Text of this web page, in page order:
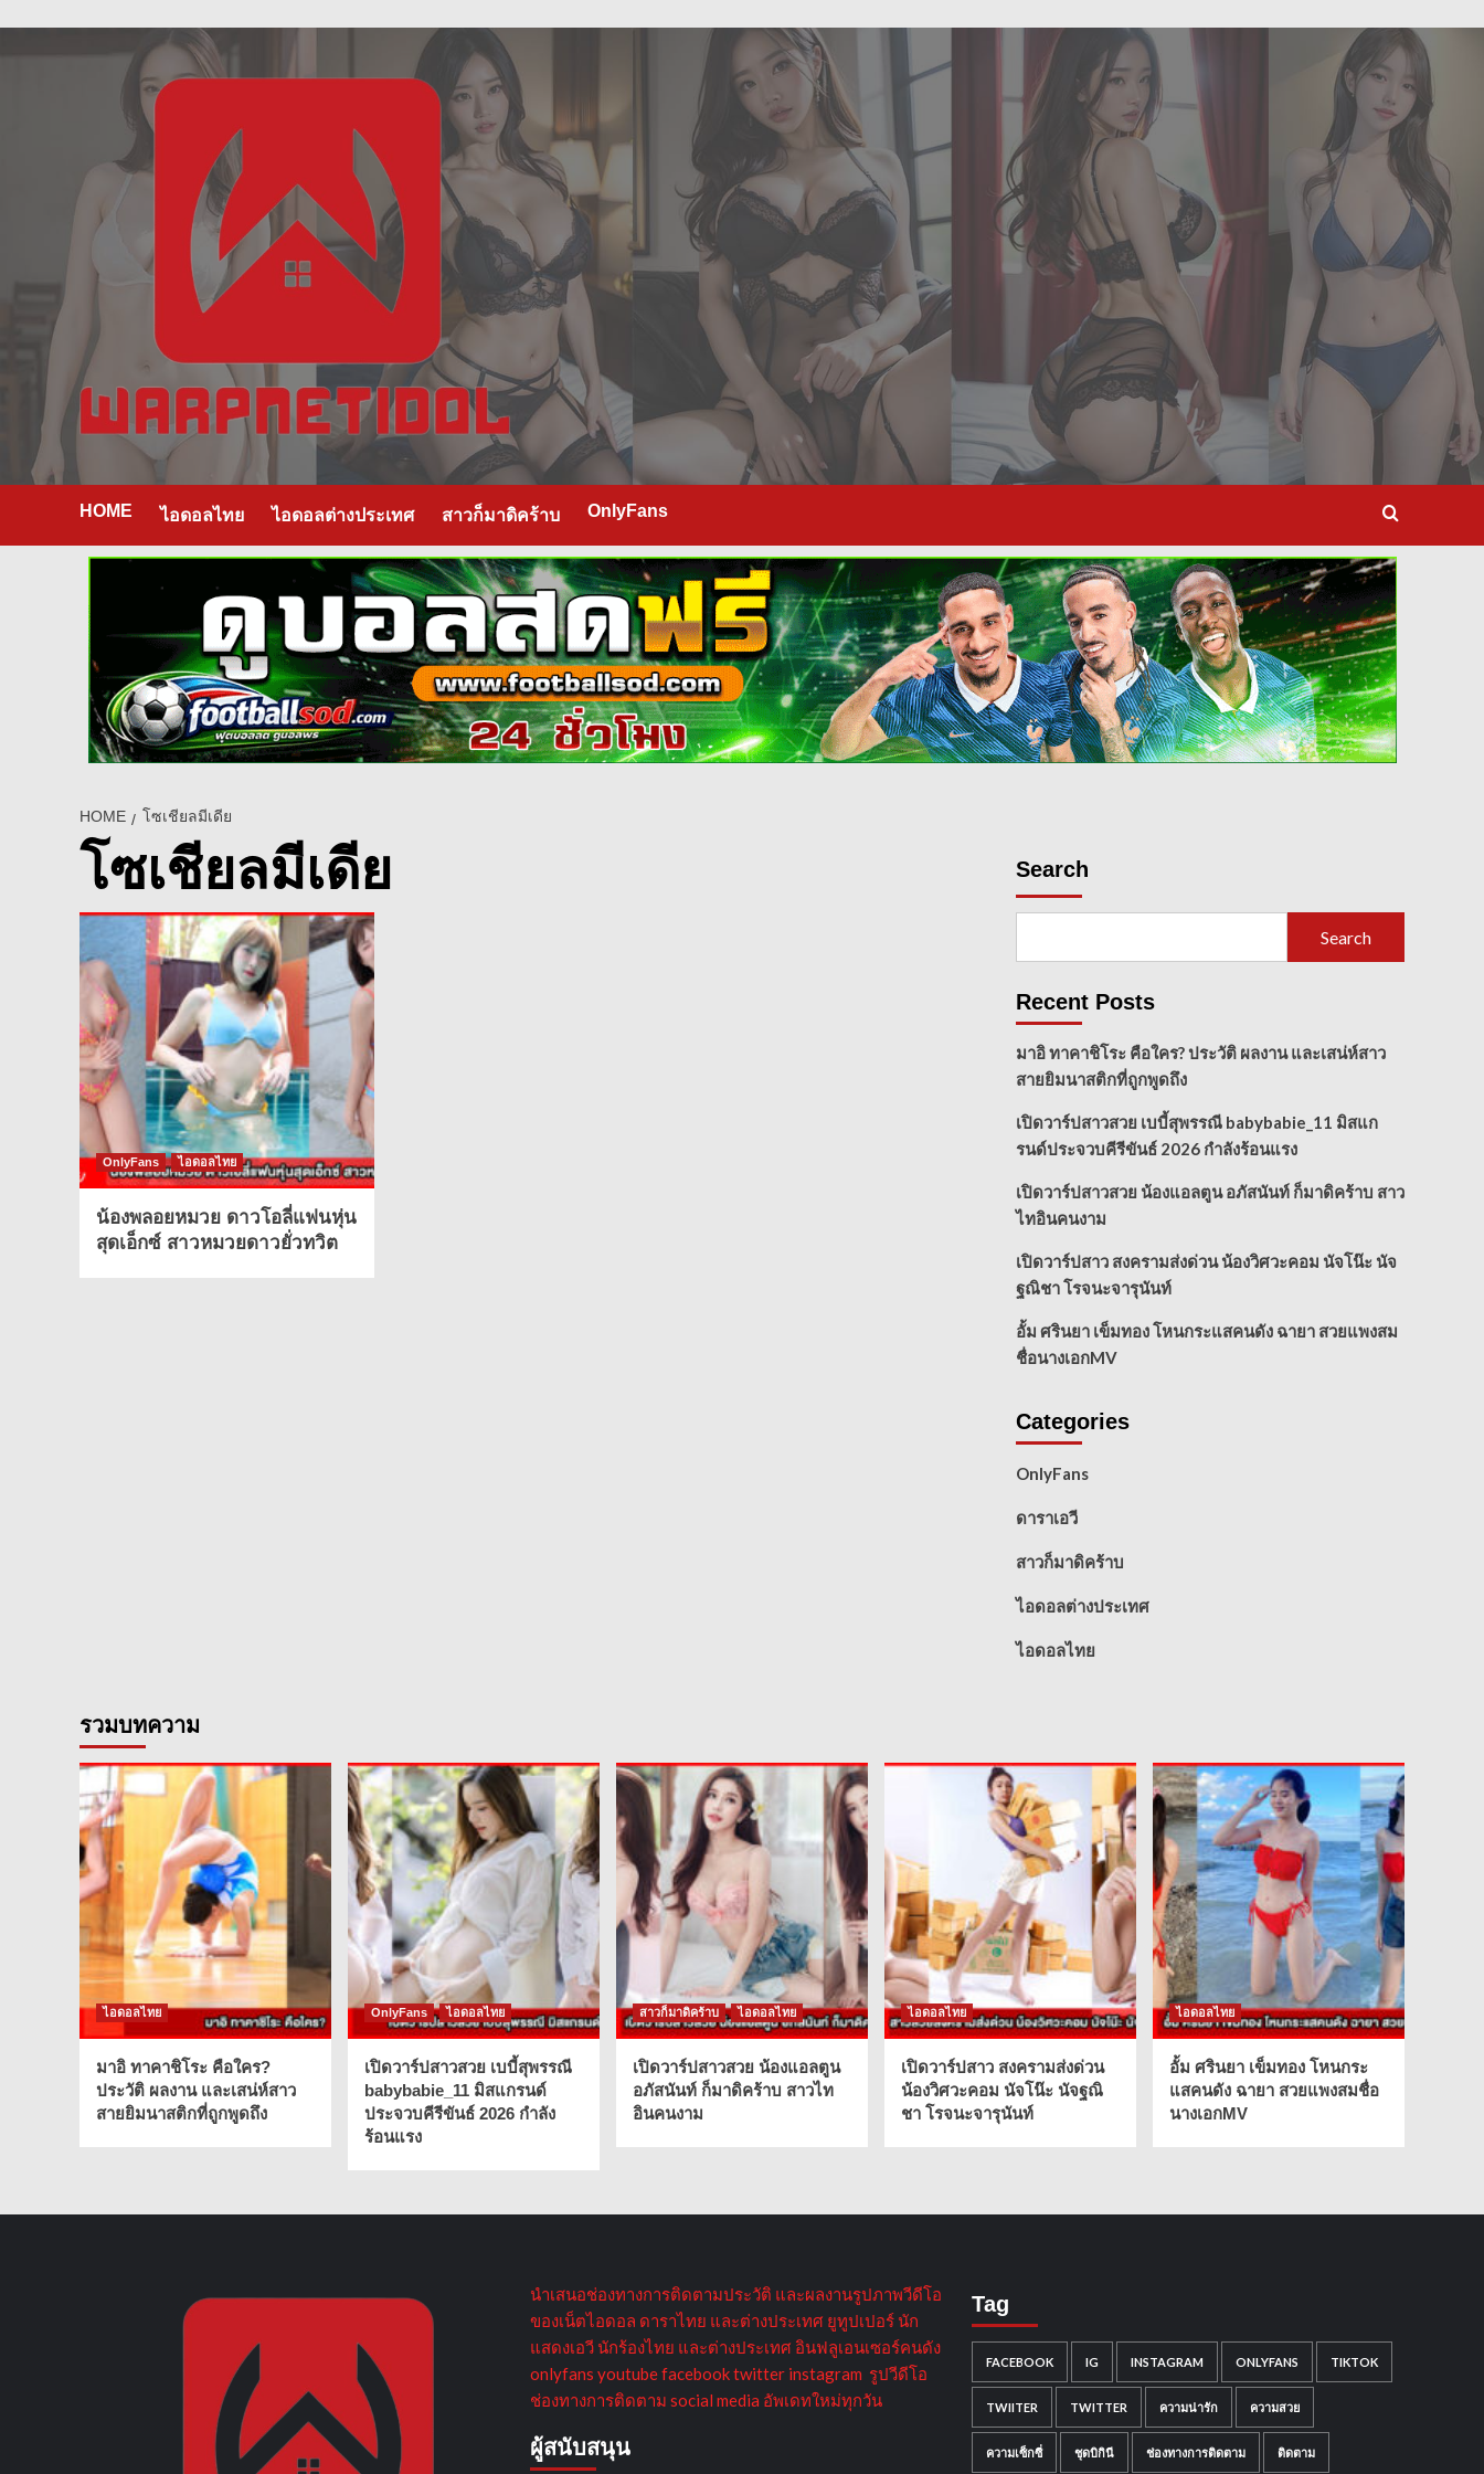
ฝัน
HOME ไอดอลไทย ไอดอลต่างประเทศ สาวก็มาดิคร้าบ OnlyFans
HOME โซเชียลมีเดีย
โซเชียลมีเดีย
OnlyFans ไอดอลไทย
น้องพลอยหมวย ดาวโอลี่แฟนหุ่น
สุดเอ็กซ์ สาวหมวยดาวยั่วทวิต
Search
Search
Recent Posts
มาอิ ทาคาชิโระ คือใคร? ประวัติ ผลงาน และเสน่ห์สาว
สายยิมนาสติกที่ถูกพูดถึง
เปิดวาร์ปสาวสวย เบบี้สุพรรณี babybabie_11 มิสแก
รนด์ประจวบคีรีขันธ์ 2026 กำลังร้อนแรง
เปิดวาร์ปสาวสวย น้องแอลตูน อภัสนันท์ ก็มาดิคร้าบ สาว
ไทอินคนงาม
เปิดวาร์ปสาว สงครามส่งด่วน น้องวิศวะคอม นัจโน๊ะ นัจ
ฐณิชา โรจนะจารุนันท์
อั้ม ศรินยา เข็มทอง โหนกระแสคนดัง ฉายา สวยแพงสม
ชื่อนางเอกMV
Categories
OnlyFans
ดาราเอวี
สาวก็มาดิคร้าบ
ไอดอลต่างประเทศ
ไอดอลไทย
รวมบทความ
ไอดอลไทย
มาอิ ทาคาชิโระ คือใคร?
ประวัติ ผลงาน และเสน่ห์สาว
สายยิมนาสติกที่ถูกพูดถึง
OnlyFans ไอดอลไทย
เปิดวาร์ปสาวสวย เบบี้สุพรรณี
babybabie_11 มิสแกรนด์
ประจวบคีรีขันธ์ 2026 กำลัง
ร้อนแรง
สาวก็มาดิคร้าบ ไอดอลไทย
เปิดวาร์ปสาวสวย น้องแอลตูน
อภัสนันท์ ก็มาดิคร้าบ สาวไท
อินคนงาม
ไอดอลไทย
เปิดวาร์ปสาว สงครามส่งด่วน
น้องวิศวะคอม นัจโน๊ะ นัจฐณิ
ชา โรจนะจารุนันท์
ไอดอลไทย
อั้ม ศรินยา เข็มทอง โหนกระ
แสคนดัง ฉายา สวยแพงสมชื่อ
นางเอกMV
นำเสนอช่องทางการติดตามประวัติ และผลงานรูปภาพวีดีโอ
ของเน็ตไอดอล ดาราไทย และต่างประเทศ ยูทูปเปอร์ นัก
แสดงเอวี นักร้องไทย และต่างประเทศ อินฟลูเอนเซอร์คนดัง
onlyfans youtube facebook twitter instagram รูปวีดีโอ
ช่องทางการติดตาม social media อัพเดทใหม่ทุกวัน
ผู้สนับสนุน
Tag
FACEBOOK IG INSTAGRAM ONLYFANS TIKTOK
TWIITER TWITTER ความน่ารัก ความสวย
ความเซ็กซี่ ชุดบิกินี ช่องทางการติดตาม ติดตาม